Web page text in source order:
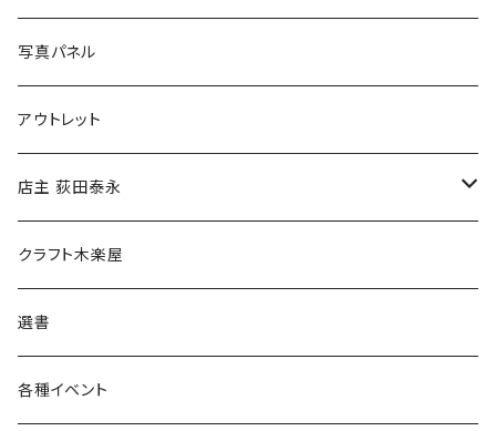
ブックカバー
マグカップ
傘
食料品
その他
冒険クロストーク
写真パネル
アウトレット
店主 荻田泰永
書籍
ウェア
クラフト木楽屋
選書
各種イベント